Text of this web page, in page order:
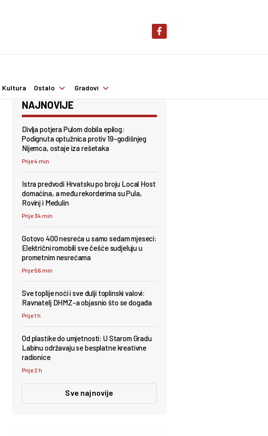
Kultura Ostalo Gradovi
NAJNOVIJE
Divlja potjera Pulom dobila epilog:
Podignuta optužnica protiv 19-godišnjeg
Nijemca, ostaje iza rešetaka
Prije 4 min
Istra predvodi Hrvatsku po broju Local Host
domaćina, a među rekorderima su Pula,
Rovinj i Medulin
Prije 34 min
Gotovo 400 nesreća u samo sedam mjeseci:
Električni romobili sve češće sudjeluju u
prometnim nesrećama
Prije 56 min
Sve toplije noći i sve dulji toplinski valovi:
Ravnatelj DHMZ-a objasnio što se događa
Prije 1 h
Od plastike do umjetnosti: U Starom Gradu
Labinu održavaju se besplatne kreativne
radionice
Prije 2 h
Sve najnovije